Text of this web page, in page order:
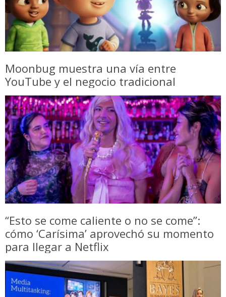
Moonbug muestra una vía entre
YouTube y el negocio tradicional
“Esto se come caliente o no se come”:
cómo ‘Carísima’ aprovechó su momento
para llegar a Netflix